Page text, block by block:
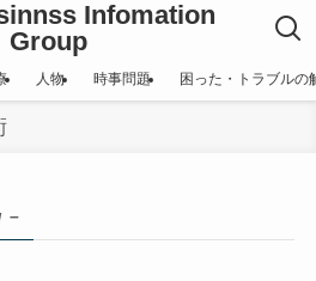
Infomation
Group
人物 時事問題 困った・トラブルの
–